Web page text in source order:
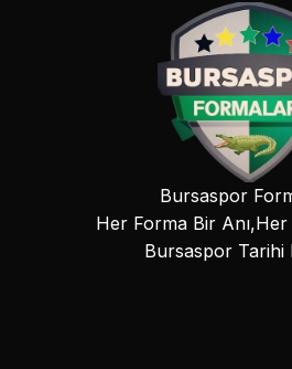
Bursaspor
Her Forma Bir Anı,Her
Bursaspor Tarihi